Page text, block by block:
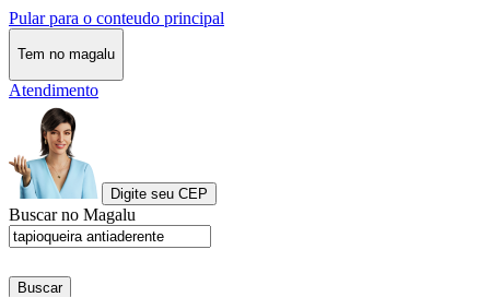
Pular para o conteudo principal
Tem no magalu
Atendimento
Digite seu CEP
Buscar no Magalu
Buscar